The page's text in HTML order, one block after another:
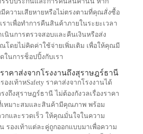
ความเสียหายหรือไม่ตรงตามที่คุณสั่งซื้อ
าเพื่อทำการคืนสินค้าภายในระยะเวลา
นินการตรวจสอบและคืนเงินหรือส่ง
ดยไม่คิดค่าใช้จ่ายเพิ่มเติม เพื่อให้คุณมี
ในการช็อปปิ้งกับเรา
ราคาส่งจากโรงงานถึงสุราษฎร์ธานี
งเท้าหSafety ราคาส่งจากโรงงานได้
งถึงสุราษฎร์ธานี ไม่ต้องกังวลเรื่องราคา
เหมาะสมและสินค้ามีคุณภาพ พร้อม
กและรวดเร็ว ให้คุณมั่นใจในความ
รองเท้าแต่ละคู่ถูกออกแบบมาเพื่อความ